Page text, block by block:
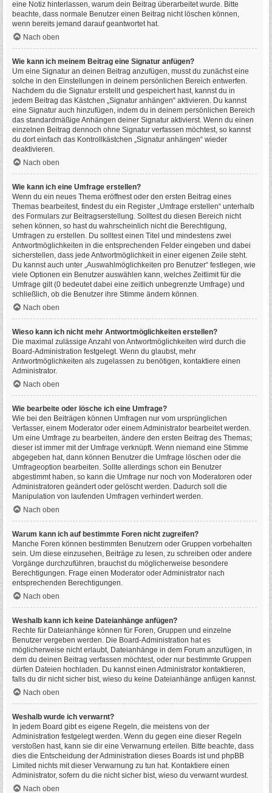
eine Notiz hinterlassen, warum dein Beitrag überarbeitet wurde. Bitte
beachte, dass normale Benutzer einen Beitrag nicht löschen können,
wenn bereits jemand darauf geantwortet hat.
Nach oben
Wie kann ich meinem Beitrag eine Signatur anfügen?
Um eine Signatur an deinen Beitrag anzufügen, musst du zunächst eine
solche in den Einstellungen in deinem persönlichen Bereich entwerfen.
Nachdem du die Signatur erstellt und gespeichert hast, kannst du in
jedem Beitrag das Kästchen „Signatur anhängen“ aktivieren. Du kannst
eine Signatur auch hinzufügen, indem du in deinem persönlichen Bereich
das standardmäßige Anhängen deiner Signatur aktivierst. Wenn du einen
einzelnen Beitrag dennoch ohne Signatur verfassen möchtest, so kannst
du dort einfach das Kontrollkästchen „Signatur anhängen“ wieder
deaktivieren.
Nach oben
Wie kann ich eine Umfrage erstellen?
Wenn du ein neues Thema eröffnest oder den ersten Beitrag eines
Themas bearbeitest, findest du ein Register „Umfrage erstellen“ unterhalb
des Formulars zur Beitragserstellung. Solltest du diesen Bereich nicht
sehen können, so hast du wahrscheinlich nicht die Berechtigung,
Umfragen zu erstellen. Du solltest einen Titel und mindestens zwei
Antwortmöglichkeiten in die entsprechenden Felder eingeben und dabei
sicherstellen, dass jede Antwortmöglichkeit in einer eigenen Zeile steht.
Du kannst auch unter „Auswahlmöglichkeiten pro Benutzer“ festlegen, wie
viele Optionen ein Benutzer auswählen kann, welches Zeitlimit für die
Umfrage gilt (0 bedeutet dabei eine zeitlich unbegrenzte Umfrage) und
schließlich, ob die Benutzer ihre Stimme ändern können.
Nach oben
Wieso kann ich nicht mehr Antwortmöglichkeiten erstellen?
Die maximal zulässige Anzahl von Antwortmöglichkeiten wird durch die
Board-Administration festgelegt. Wenn du glaubst, mehr
Antwortmöglichkeiten als zugelassen zu benötigen, kontaktiere einen
Administrator.
Nach oben
Wie bearbeite oder lösche ich eine Umfrage?
Wie bei den Beiträgen können Umfragen nur vom ursprünglichen
Verfasser, einem Moderator oder einem Administrator bearbeitet werden.
Um eine Umfrage zu bearbeiten, ändere den ersten Beitrag des Themas;
dieser ist immer mit der Umfrage verknüpft. Wenn niemand eine Stimme
abgegeben hat, dann können Benutzer die Umfrage löschen oder die
Umfrageoption bearbeiten. Sollte allerdings schon ein Benutzer
abgestimmt haben, so kann die Umfrage nur noch von Moderatoren oder
Administratoren geändert oder gelöscht werden. Dadurch soll die
Manipulation von laufenden Umfragen verhindert werden.
Nach oben
Warum kann ich auf bestimmte Foren nicht zugreifen?
Manche Foren können bestimmten Benutzern oder Gruppen vorbehalten
sein. Um diese einzusehen, Beiträge zu lesen, zu schreiben oder andere
Vorgänge durchzuführen, brauchst du möglicherweise besondere
Berechtigungen. Frage einen Moderator oder Administrator nach
entsprechenden Berechtigungen.
Nach oben
Weshalb kann ich keine Dateianhänge anfügen?
Rechte für Dateianhänge können für Foren, Gruppen und einzelne
Benutzer vergeben werden. Die Board-Administration hat es
möglicherweise nicht erlaubt, Dateianhänge in dem Forum anzufügen, in
dem du deinen Beitrag verfassen möchtest, oder nur bestimmte Gruppen
dürfen Dateien hochladen. Du kannst einen Administrator kontaktieren,
falls du dir nicht sicher bist, wieso du keine Dateianhänge anfügen kannst.
Nach oben
Weshalb wurde ich verwarnt?
In jedem Board gibt es eigene Regeln, die meistens von der
Administration festgelegt werden. Wenn du gegen eine dieser Regeln
verstoßen hast, kann sie dir eine Verwarnung erteilen. Bitte beachte, dass
dies die Entscheidung der Administration dieses Boards ist und phpBB
Limited nichts mit dieser Verwarnung zu tun hat. Kontaktiere einen
Administrator, sofern du die nicht sicher bist, wieso du verwarnt wurdest.
Nach oben